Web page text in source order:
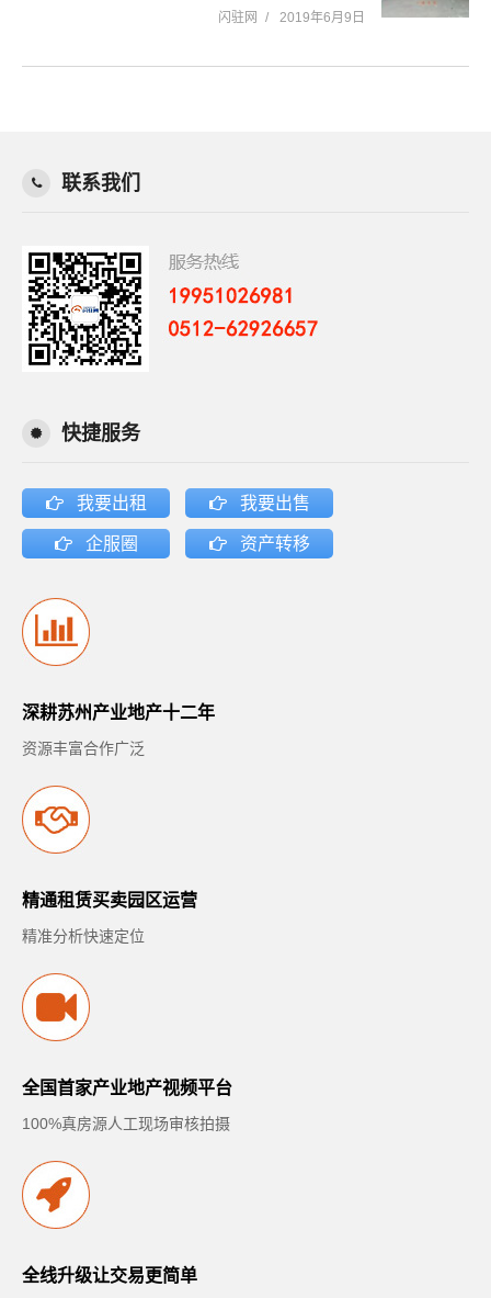
闪驻网 2019年6月9日
联系我们
快捷服务
我要出租 我要出售
企服圈 资产转移
深耕苏州产业地产十二年
资源丰富合作广泛
精通租赁买卖园区运营
精准分析快速定位
全国首家产业地产视频平台
100%真房源人工现场审核拍摄
全线升级让交易更简单